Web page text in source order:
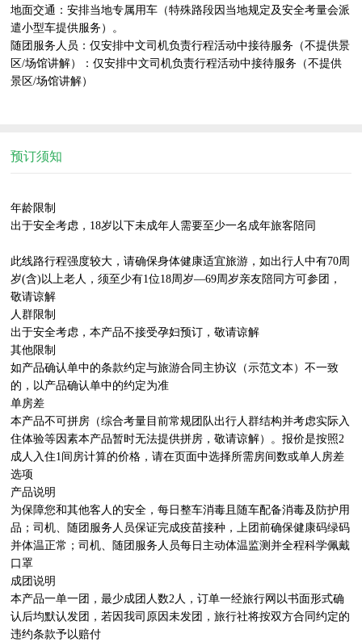
地面交通：安排当地专属用车（特殊路段因当地规定及安全考量会派
遣小型车提供服务）。
随团服务人员：仅安排中文司机负责行程活动中接待服务（不提供景
区/场馆讲解）：仅安排中文司机负责行程活动中接待服务（不提供
景区/场馆讲解）
预订须知
年龄限制
出于安全考虑，18岁以下未成年人需要至少一名成年旅客陪同
此线路行程强度较大，请确保身体健康适宜旅游，如出行人中有70周
岁(含)以上老人，须至少有1位18周岁—69周岁亲友陪同方可参团，
敬请谅解
人群限制
出于安全考虑，本产品不接受孕妇预订，敬请谅解
其他限制
如产品确认单中的条款约定与旅游合同主协议（示范文本）不一致
的，以产品确认单中的约定为准
单房差
本产品不可拼房（综合考量目前常规团队出行人群结构并考虑实际入
住体验等因素本产品暂时无法提供拼房，敬请谅解）。报价是按照2
成人入住1间房计算的价格，请在页面中选择所需房间数或单人房差
选项
产品说明
为保障您和其他客人的安全，每日整车消毒且随车配备消毒及防护用
品；司机、随团服务人员保证完成疫苗接种，上团前确保健康码绿码
并体温正常；司机、随团服务人员每日主动体温监测并全程科学佩戴
口罩
成团说明
本产品一单一团，最少成团人数2人，订单一经旅行网以书面形式确
认后均默认发团，若因我司原因未发团，旅行社将按双方合同约定的
违约条款予以赔付